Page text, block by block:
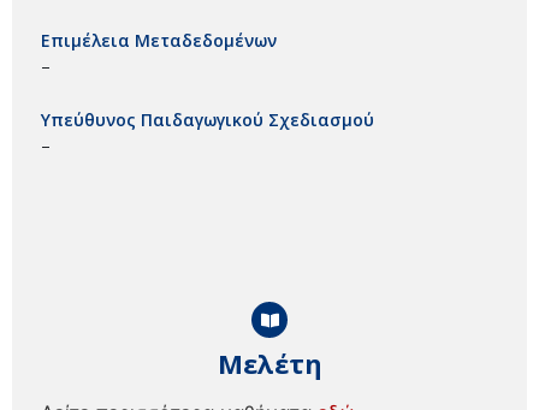
Μελέτη
Επιμέλεια Μεταδεδομένων
–
Υπεύθυνος Παιδαγωγικού Σχεδιασμού
–